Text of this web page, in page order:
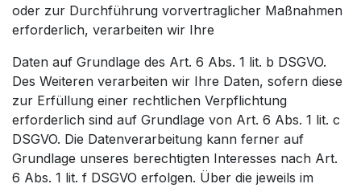
oder zur Durchführung vorvertraglicher Maßnahmen
erforderlich, verarbeiten wir Ihre
Daten auf Grundlage des Art. 6 Abs. 1 lit. b DSGVO.
Des Weiteren verarbeiten wir Ihre Daten, sofern diese
zur Erfüllung einer rechtlichen Verpflichtung
erforderlich sind auf Grundlage von Art. 6 Abs. 1 lit. c
DSGVO. Die Datenverarbeitung kann ferner auf
Grundlage unseres berechtigten Interesses nach Art.
6 Abs. 1 lit. f DSGVO erfolgen. Über die jeweils im